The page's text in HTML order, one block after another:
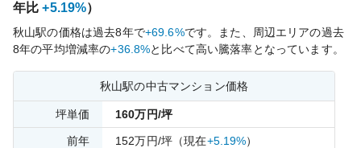
年比 +5.19%）
秋山駅の価格は過去8年で+69.6%です。
また、周辺エリアの過去
8年の平均増減率の+36.8%と比べて高い騰落率となっています。
秋山駅の中古マンション価格
坪単価 160万円/坪
前年 152万円/坪 （現在+5.19%）